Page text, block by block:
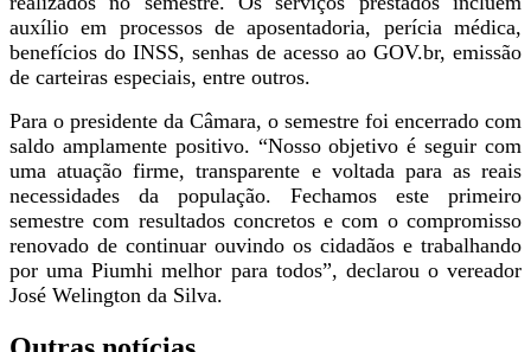
auxílio em processos de aposentadoria, perícia médica,
benefícios do INSS, senhas de acesso ao GOV.br, emissão
de carteiras especiais, entre outros.
Para o presidente da Câmara, o semestre foi encerrado com
saldo amplamente positivo. “Nosso objetivo é seguir com
uma atuação firme, transparente e voltada para as reais
necessidades da população. Fechamos este primeiro
semestre com resultados concretos e com o compromisso
renovado de continuar ouvindo os cidadãos e trabalhando
por uma Piumhi melhor para todos”, declarou o vereador
José Welington da Silva.